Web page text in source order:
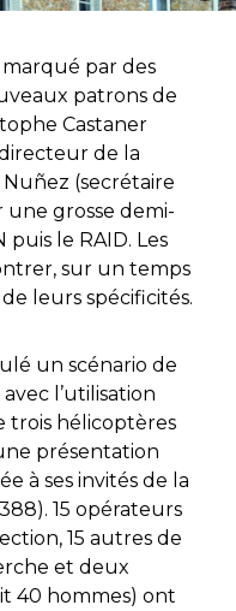
par des
patrons de
Castaner
de la
(secrétaire
une grosse demi-
le RAID. Les
sur un temps
leurs spécificités.
un scénario de
l’utilisation
trois hélicoptères
présentation
à ses invités de la
15 opérateurs
15 autres de
et deux
40 hommes) ont